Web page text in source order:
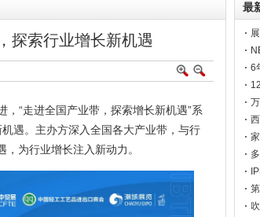
探索行业增长新机遇
“走进全国产业带，探索增长新机遇”系
遇。主办方深入全国各大产业带，与行
为行业增长注入新动力。
最
6
点
官